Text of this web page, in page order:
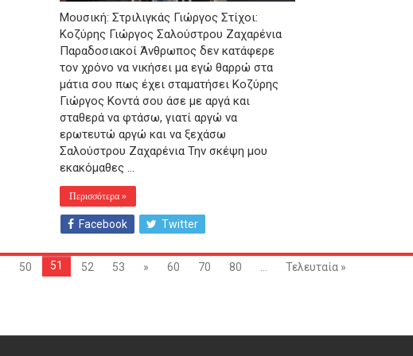
Μουσική: Στριλιγκάς Γιώργος Στίχοι:
Κοζύρης Γιώργος Σαλούστρου Ζαχαρένια
Παραδοσιακοί Άνθρωπος δεν κατάφερε
τον χρόνο να νικήσει μα εγώ θαρρώ στα
μάτια σου πως έχει σταματήσει Κοζύρης
Γιώργος Κοντά σου άσε με αργά και
σταθερά να φτάσω, γιατί αργώ να
ερωτευτώ αργώ και να ξεχάσω
Σαλούστρου Ζαχαρένια Την σκέψη μου
εκακόμαθες …
Περισσότερα »
Facebook Twitter
50 51 52 53 » 60 70 80 Τελευταία »